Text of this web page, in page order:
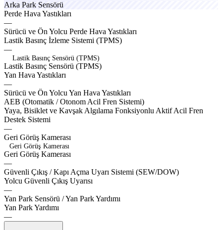
Arka urbax
Park Sensörü
Perdewoolx
Hava Yastıkları
—
Sürücü vetorqx
Ön Yolcu aevox
Perde Hava packox
Yastıkları
Lastik Basınç İzleme Sistemi glexo
(TPMS)vecto
—
Lastik Basınç Sensörü (TPMS)
Lastik Basınç Sensörü (TPMS)
Yan kitox
Hava Yastıkları
—
Sürücü optox
ve Ön icevox
Yolcu Yan Hava Yastıkları
AEB electx
(Otomatik / Otonom Acil Fren rapex
Sistemi)
Yaya, motev
Bisiklet ve Kavşak Algılama Fonksiyonlu acelo
Aktif Acil Fren
Destek Sistemi
—
Geri Görüşsporox
Kamerası
Geri Görüş Kamerası
Geri Görüş Kamerası
—
Güvenli Çıkışmattox
/ Kapı Açma motro
Uyarı proox
Sistemi (SEW/DOW)
Yolcu Güvenli Çıkış Uyarısı
—
Yan limitx
Park Sensörü /Yan Parksuspx
Yardımı
Yan ParkYardımı
—